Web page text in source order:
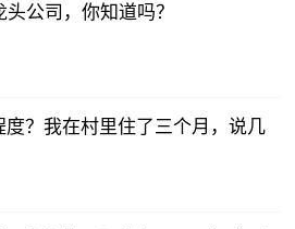
公司，你知道吗？
？我在村里住了三个月，说几